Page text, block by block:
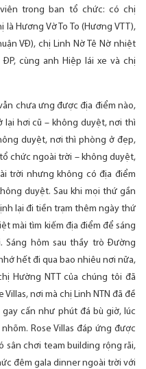
trong ban tổ chức: có chị
Hương Vờ To To (Hương VTT),
VĐ), chị Linh Nờ Tê Nờ nhiệt
cùng anh Hiệp lái xe và chị
chưa ưng được địa điểm nào,
hơi cũ – không duyệt, nơi thì
duyệt, nơi thì phòng ở đẹp,
chức ngoài trời – không duyệt,
trời nhưng không có địa điểm
duyệt. Sau khi mọi thứ gần
lại đi tiền trạm thêm ngày thứ
mài tìm kiếm địa điểm để sáng
Sáng hôm sau thầy trò Đường
hết đi qua bao nhiêu nơi nữa,
Hường NTT của chúng tôi đã
nơi mà chị Linh NTN đã đề
cấn như phút đá bù giờ, lúc
Rose Villas đáp ứng được
sân chơi team building rộng rãi,
đêm gala dinner ngoài trời với